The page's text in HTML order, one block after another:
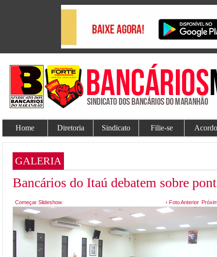
Home Diretoria Sindicato Filie-se
GALERIA
Bancários do Itaú debatem sobre
Começar Slideshow ‹ Foto Anterior